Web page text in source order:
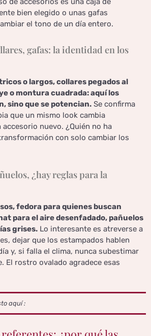
bien elegido o unas gafas
el tono de un día entero.
gafas: la identidad en los
o largos, collares pegados al
o montura cuadrada: aquí los
sino que se potencian. Se confirma
que un mismo look cambia
nuevo. ¿Quién no ha
con solo cambiar los
¿hay reglas para la
fedora para quienes buscan
para el aire desenfadado, pañuelos
grises. Lo interesante es atreverse a
dejar que los estampados hablen
y, si falla el clima, nunca subestimar
El rostro ovalado agradece esas
aquí :